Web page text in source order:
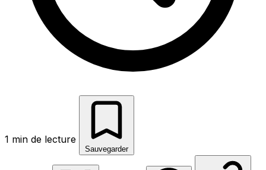
1 min de lecture
Sauvegarder